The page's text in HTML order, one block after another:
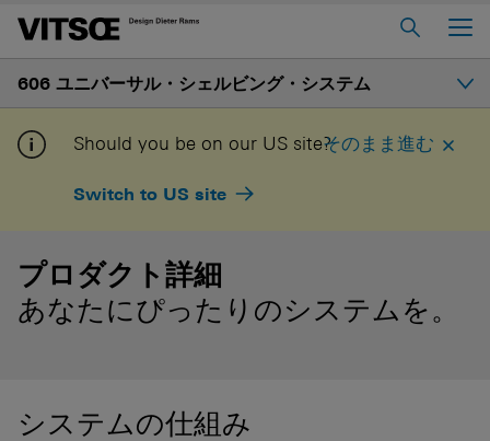
ホーム
ヴィツゥについて
620 チェア・プログラム
マイ・ヴィツゥにログインすお問い合わせ
606 ユニバーサル・シェルビング・システム
はじめに
ギャラリー
プロダクト詳細
Should you be on our US site?
Switch to US site
そのまま進む
プロダクト詳細
あなたにぴったりのシステムを。
システムの仕組み